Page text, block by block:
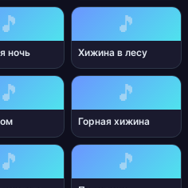
🎵
ночь
🎵
Хижина в лесу
🎵 🎵
Горная хижина
🎵 🎵